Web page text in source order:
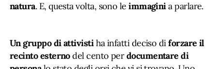
natura. E, questa volta, sono leimmaginia parlare.
Un gruppo di attivistiha infatti deciso diforzare il
recinto esternodel cento perdocumentare di